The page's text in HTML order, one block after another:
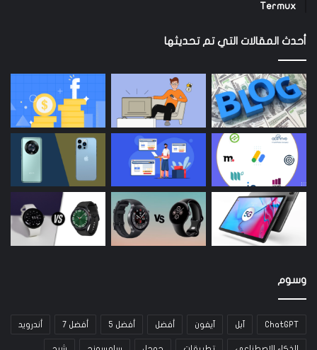
Termux
أحدث المقالات التي تم تحديثها
وسوم
ChatGPT آبل آيفون أفضل أفضل 5 أفضل 7 أندرويد